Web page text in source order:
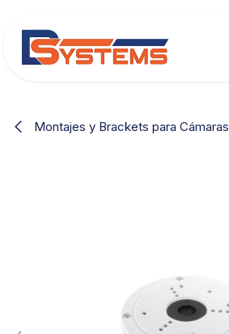
Montajes y Brackets para Cámaras